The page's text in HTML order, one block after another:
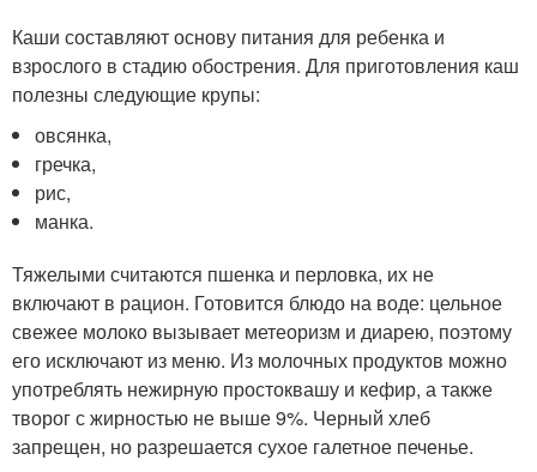
Каши составляют основу питания для ребенка и
взрослого в стадию обострения. Для приготовления каш
полезны следующие крупы:
овсянка,
гречка,
рис,
манка.
Тяжелыми считаются пшенка и перловка, их не
включают в рацион. Готовится блюдо на воде: цельное
свежее молоко вызывает метеоризм и диарею, поэтому
его исключают из меню. Из молочных продуктов можно
употреблять нежирную простоквашу и кефир, а также
творог с жирностью не выше 9%. Черный хлеб
запрещен, но разрешается сухое галетное печенье.